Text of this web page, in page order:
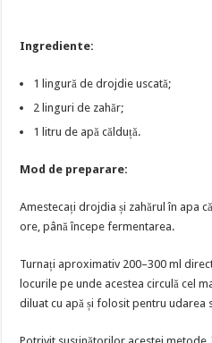
Ingrediente:
1 lingură de drojdie uscată;
2 linguri de zahăr;
1 litru de apă călduță.
Mod de preparare:
Amestecați drojdia și zahărul în apa
ore, până începe fermentarea.
Turnați aproximativ 200–300 ml
locurile pe unde acestea circulă cel
diluat cu apă și folosit pentru udarea